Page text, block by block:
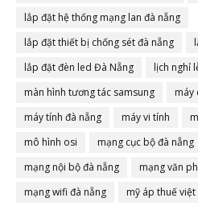
lắp đặt hệ thống mạng lan đà nẵng
lắp đặt thiết bị chống sét đà nẵng
lắp đặt đèn led Đà Nẵng
lịch nghỉ
màn hình tương tác samsung
máy
máy tính đà nẵng
máy vi tính
mô hình osi
mạng cục bộ đà nẵng
mạng nội bộ đà nẵng
mạng văn
mạng wifi đà nẵng
mỹ áp thuế việt